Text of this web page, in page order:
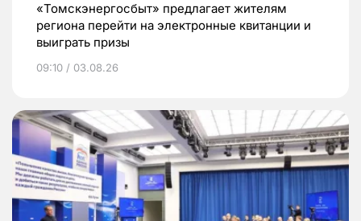
«Томскэнергосбыт» предлагает жителям
региона перейти на электронные квитанции и
выиграть призы
09:10 / 03.08.26